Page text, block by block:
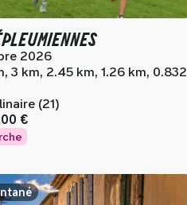
2026
3 km, 2.45 km, 1.26 km, 0.832
(21)
€